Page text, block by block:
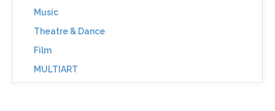
Music
Theatre & Dance
Film
MULTIART